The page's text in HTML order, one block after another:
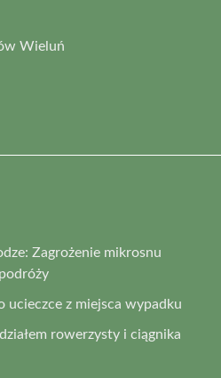
Wieluń
Zagrożenie mikrosnu
ucieczce z miejsca wypadku
rowerzysty i ciągnika